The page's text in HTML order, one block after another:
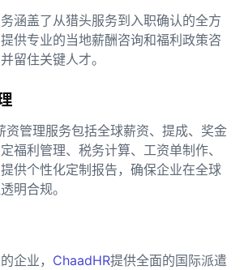
涵盖了从猎头服务到入职确认的全方
供专业的当地薪酬咨询和福利政策咨
留住关键人才。
资管理服务包括全球薪资、提成、奖金
福利管理、税务计算、工资单制作、
供个性化定制报告，确保企业在全球
明合规。
企业， ChaadHR提供全面的国际派遣